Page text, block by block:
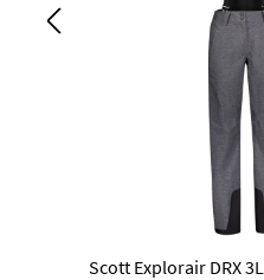
Scott Explorair DRX